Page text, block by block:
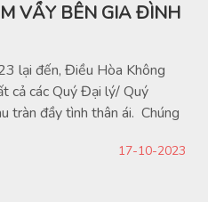
VẦY BÊN GIA ĐÌNH
lại đến, Điều Hòa Không
cả các Quý Đại lý/ Quý
tràn đầy tình thân ái. Chúng
hoà không khí AKINO luôn
17-10-2023